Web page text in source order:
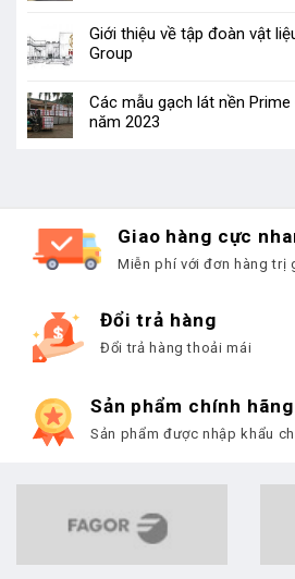
Giới thiệu về tập đoàn vật
Group
Các mẫu gạch lát nền
năm 2023
Giao hàng cực
Miễn phí với đơn hàng trị
Đổi trả hàng
Đổi trả hàng thoải mái
Sản phẩm chính hãng
Sản phẩm được nhập khẩu